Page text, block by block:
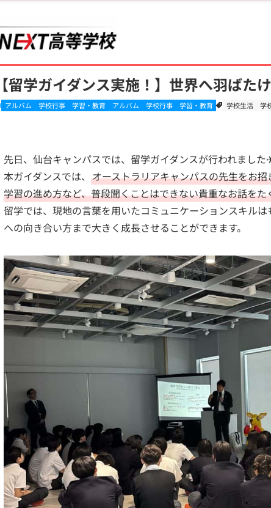
ホーム クラークNEXT高等学校 仙台キャンパス
【留学ガイダンス実施！】世界へ羽ばた
アルバム 学校行事 学習・教育 アルバム 学校行事 学習・教育 学校生活 学
先日、仙台キャンパスでは、留学ガイダンスが行われまし
本ガイダンスでは、 オーストラリアキャンパスの先生をお
学習の進め方など、普段聞くことはできない貴重なお話を
留学では、現地の言葉を用いたコミュニケーションスキル
への向き合い方まで大きく成長させることができます。